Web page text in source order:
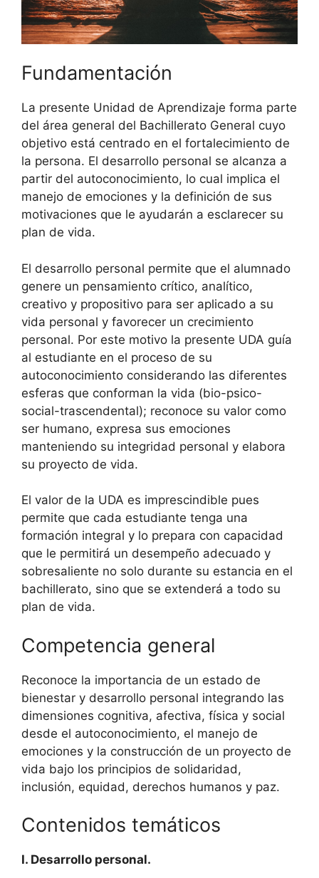
Fundamentación
La presente Unidad de Aprendizaje forma parte
del área general del Bachillerato General cuyo
objetivo está centrado en el fortalecimiento de
la persona. El desarrollo personal se alcanza a
partir del autoconocimiento, lo cual implica el
manejo de emociones y la definición de sus
motivaciones que le ayudarán a esclarecer su
plan de vida.
El desarrollo personal permite que el alumnado
genere un pensamiento crítico, analítico,
creativo y propositivo para ser aplicado a su
vida personal y favorecer un crecimiento
personal. Por este motivo la presente UDA guía
al estudiante en el proceso de su
autoconocimiento considerando las diferentes
esferas que conforman la vida (bio-psico-
social-trascendental); reconoce su valor como
ser humano, expresa sus emociones
manteniendo su integridad personal y elabora
su proyecto de vida.
El valor de la UDA es imprescindible pues
permite que cada estudiante tenga una
formación integral y lo prepara con capacidad
que le permitirá un desempeño adecuado y
sobresaliente no solo durante su estancia en el
bachillerato, sino que se extenderá a todo su
plan de vida.
Competencia general
Reconoce la importancia de un estado de
bienestar y desarrollo personal integrando las
dimensiones cognitiva, afectiva, física y social
desde el autoconocimiento, el manejo de
emociones y la construcción de un proyecto de
vida bajo los principios de solidaridad,
inclusión, equidad, derechos humanos y paz.
Contenidos temáticos
I. Desarrollo personal.